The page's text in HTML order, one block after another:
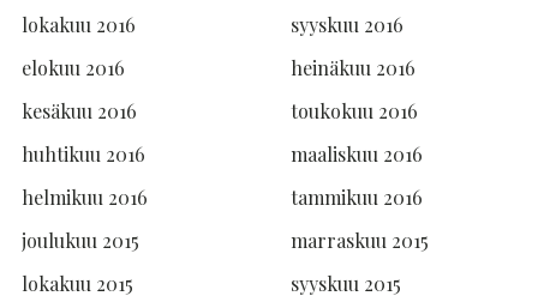
lokakuu 2016
syyskuu 2016
elokuu 2016
heinäkuu 2016
kesäkuu 2016
toukokuu 2016
huhtikuu 2016
maaliskuu 2016
helmikuu 2016
tammikuu 2016
joulukuu 2015
marraskuu 2015
lokakuu 2015
syyskuu 2015